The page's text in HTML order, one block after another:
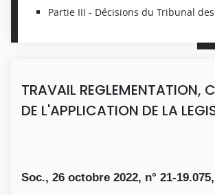
Partie III - Décisions du Tribunal
TRAVAIL REGLEMENTATION,
DE L'APPLICATION DE LA
Soc., 26 octobre 2022, n° 21-